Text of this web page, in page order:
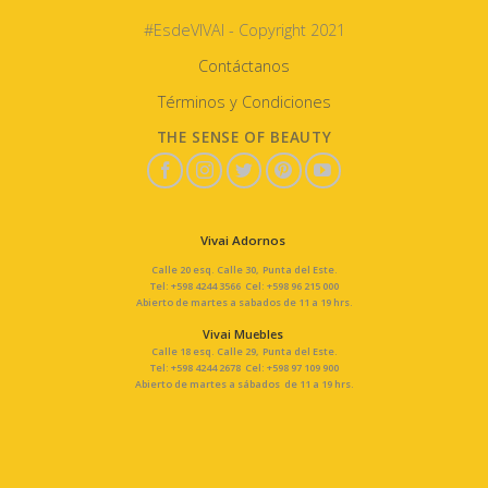
#EsdeVIVAI - Copyright 2021
Contáctanos
Términos y Condiciones
THE SENSE OF BEAUTY
Vivai Adornos
Calle 20 esq. Calle 30, Punta del Este.
Tel: +598 4244 3566 Cel: +598 96 215 000
Abierto de martes a sabados de 11 a 19 hrs.
Vivai Muebles
Calle 18 esq. Calle 29, Punta del Este.
Tel: +598 4244 2678 Cel: +598 97 109 900
Abierto de martes a sábados de 11 a 19 hrs.